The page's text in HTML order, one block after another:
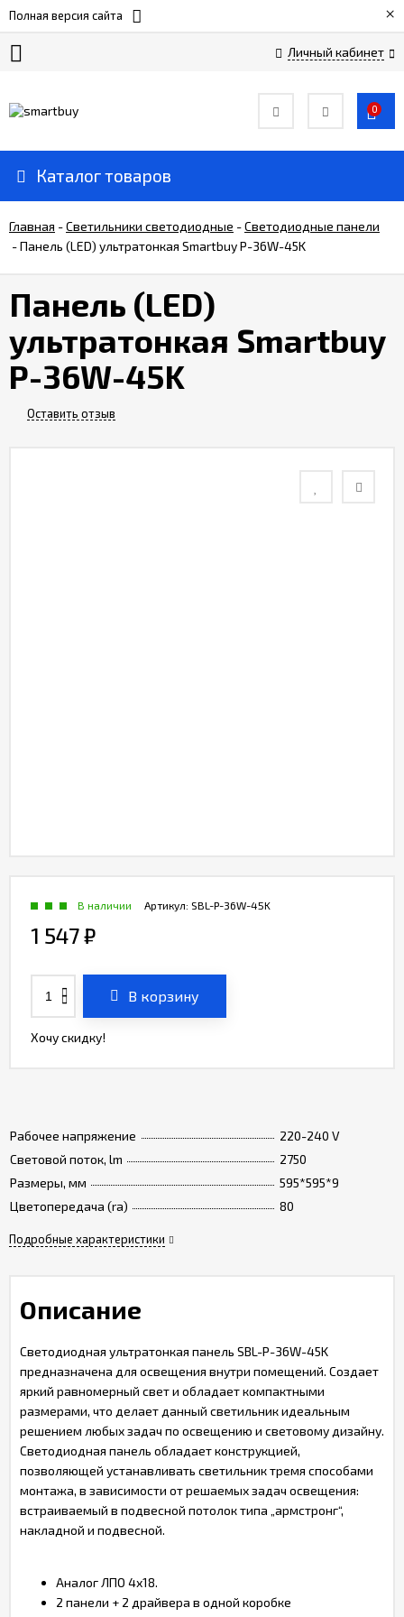
Полная версия сайта ×
Личный кабинет
Доставка
и
оплата
0
Каталог товаров
Главная -Светильники светодиодные -Светодиодные панели
-Панель (LED) ультратонкая Smartbuy P-36W-45K
Панель (LED)
ультратонкая Smartbuy
P-36W-45K
Оставить отзыв
Рабочее напряжение
220-240 V
Световой поток, lm
2750
Размеры, мм
595*595*9
Цветопередача (ra)
80
Подробные характеристики
Артикул: SBL-P-36W-45K
В наличии
1 547₽
В корзину
Хочу скидку!
Описание
Светодиодная ультратонкая панель SBL-P-36W-45K
предназначена для освещения внутри помещений. Создает
яркий равномерный свет и обладает компактными
размерами, что делает данный светильник идеальным
решением любых задач по освещению и световому дизайну.
Светодиодная панель обладает конструкцией,
позволяющей устанавливать светильник тремя способами
монтажа, в зависимости от решаемых задач освещения:
встраиваемый в подвесной потолок типа „армстронг“,
накладной и подвесной.
Аналог ЛПО 4х18.
2 панели + 2 драйвера в одной коробке